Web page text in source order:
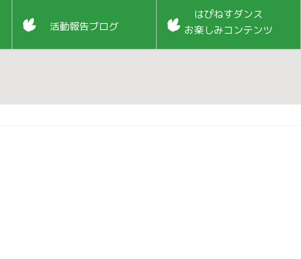
活動報告ブログ
はぴねすダンス
お楽しみコンテンツ